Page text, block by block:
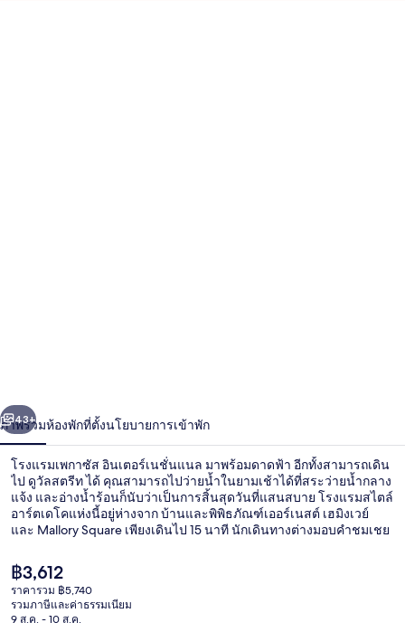
อินเตอร์
เนชั่นแนล
า
ถัดไป
43+
ภาพรวมห้องพักที่ตั้งนโยบายการเข้าพัก
โรงแรมเพกาซัส อินเตอร์เนชั่นแนล มาพร้อมดาดฟ้า อีกทั้งสามารถเดิน
ไป ดูวัลสตรีท ได้ คุณสามารถไปว่ายน้ำในยามเช้าได้ที่สระว่ายน้ำกลาง
แจ้ง และอ่างน้ำร้อนก็นับว่าเป็นการสิ้นสุดวันที่แสนสบาย โรงแรมสไตล์
อาร์ตเดโคแห่งนี้อยู่ห่างจาก บ้านและพิพิธภัณฑ์เออร์เนสต์ เฮมิงเวย์
และ Mallory Square เพียงเดินไป 15 นาที นักเดินทางต่างมอบคำชมเชย
ราคา
ปัจจุบัน
฿3,612
฿3,612
ราคารวม ฿5,740
รวมภาษีและค่าธรรมเนียม
9 ส.ค. - 10 ส.ค.